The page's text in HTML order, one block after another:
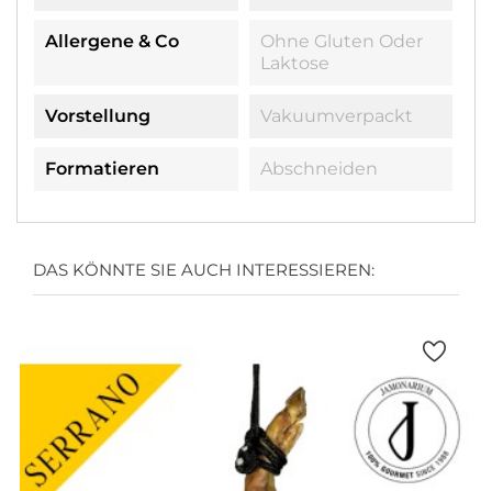
Allergene & Co
Ohne Gluten Oder
Laktose
Vorstellung Vakuumverpackt
Formatieren Abschneiden
DAS KÖNNTE SIE AUCH INTERESSIEREN: